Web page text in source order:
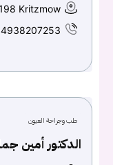
Kritzmow
طب وجراحة العيون
الدكتور أمين